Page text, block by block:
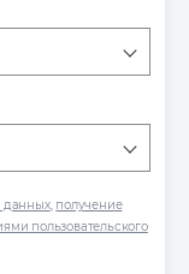
данных, получение
пользовательского